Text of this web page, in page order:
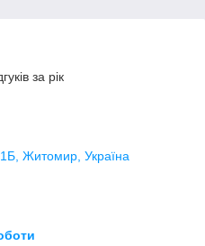
за рік
Житомир, Україна